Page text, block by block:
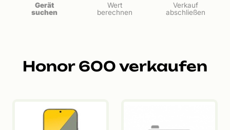
Gerät
suchen
Wert
berechnen
Verkauf
abschließen
Honor 600 verkaufen